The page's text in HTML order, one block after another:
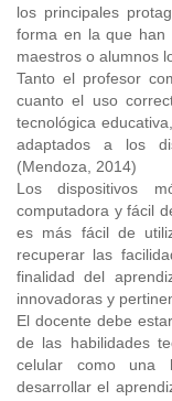
los principales
forma en la que han
maestros o alumnos
Tanto el profesor
cuanto el uso
tecnológica
adaptados a los
(Mendoza, 2014)
Los dispositivos
computadora y fácil
es más fácil de
recuperar las
finalidad del
innovadoras y
El docente debe
de las habilidades
celular como una
desarrollar el